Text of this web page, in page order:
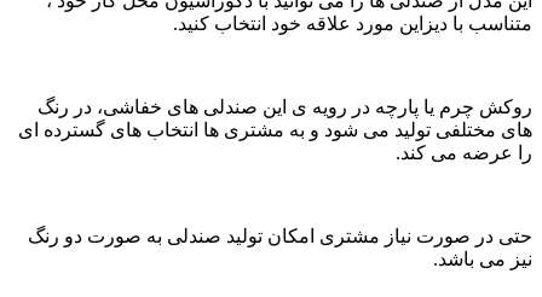
متناسب با دیزاین مورد علاقه خود انتخاب کنید.
روکش چرم یا پارچه در رویه ی این صندلی های خفاشی، در رنگ
های مختلفی تولید می شود و به مشتری ها انتخاب های گسترده ای
را عرضه می کند.
حتی در صورت نیاز مشتری امکان تولید صندلی به صورت دو رنگ
نیز می باشد.